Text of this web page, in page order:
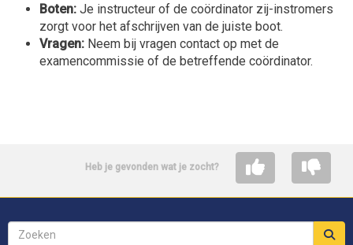
Boten: Je instructeur of de coördinator zij-instromers
zorgt voor het afschrijven van de juiste boot.
Vragen: Neem bij vragen contact op met de
examencommissie of de betreffende coördinator.
Heb je gevonden wat je zocht?